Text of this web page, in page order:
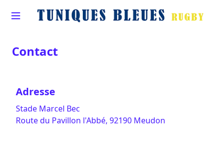
Contact
Adresse
Stade Marcel Bec
Route du Pavillon l'Abbé, 92190 Meudon